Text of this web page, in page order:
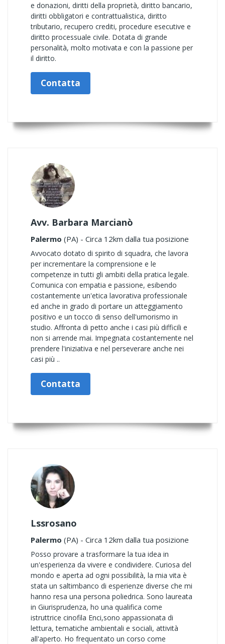
e donazioni, diritti della proprietà, diritto bancario,
diritti obbligatori e contrattualistica, diritto
tributario, recupero crediti, procedure esecutive e
diritto processuale civile. Dotata di grande
personalità, molto motivata e con la passione per
il diritto.
Contatta
Avv. Barbara Marcianò
Palermo (PA) - Circa 12km dalla tua posizione
Avvocato dotato di spirito di squadra, che lavora
per incrementare la comprensione e le
competenze in tutti gli ambiti della pratica legale.
Comunica con empatia e passione, esibendo
costantemente un'etica lavorativa professionale
ed anche in grado di portare un atteggiamento
positivo e un tocco di senso dell'umorismo in
studio. Affronta di petto anche i casi più difficili e
non si arrende mai. Impegnata costantemente nel
prendere l'iniziativa e nel perseverare anche nei
casi più ..
Contatta
Lssrosano
Palermo (PA) - Circa 12km dalla tua posizione
Posso provare a trasformare la tua idea in
un'esperienza da vivere e condividere. Curiosa del
mondo e aperta ad ogni possibilità, la mia vita è
stata un saltimbanco di esperienze diverse che mi
hanno resa una persona poliedrica. Sono laureata
in Giurisprudenza, ho una qualifica come
istruttrice cinofila Enci,sono appassionata di
lettura, tematiche ambientali e sociali, attività
all'aperto. Ho frequentato un corso come